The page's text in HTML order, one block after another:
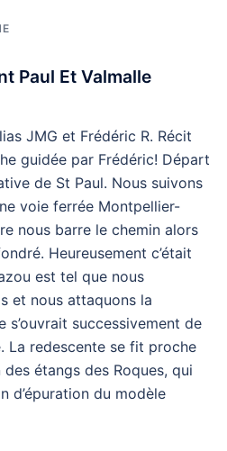
Paul Et Valmalle
JMG et Frédéric R. Récit
guidée par Frédéric! Départ
de St Paul. Nous suivons
voie ferrée Montpellier-
nous barre le chemin alors
Heureusement c’était
est tel que nous
et nous attaquons la
s’ouvrait successivement de
La redescente se fit proche
étangs des Roques, qui
d’épuration du modèle